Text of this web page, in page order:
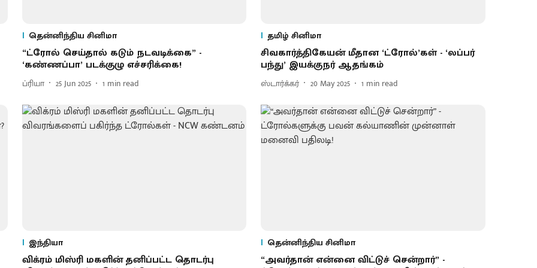
தென்னிந்திய சினிமா
“ட்ரோல் செய்தால் கடும் நடவடிக்கை” -
‘கண்ணப்பா’ படக்குழு எச்சரிக்கை!
ப்ரியா 25 Jun 2025 1 min read
தமிழ் சினிமா
சிவகார்த்திகேயன் மீதான ‘ட்ரோல்’கள் - ‘லப்பர்
பந்து’ இயக்குநர் ஆதங்கம்
ஸ்டார்க்கர் 20 May 2025 1 min read
இந்தியா
விக்ரம் மிஸ்ரி மகளின் தனிப்பட்ட தொடர்பு
தென்னிந்திய சினிமா
“அவர்தான் என்னை விட்டுச் சென்றார்” -